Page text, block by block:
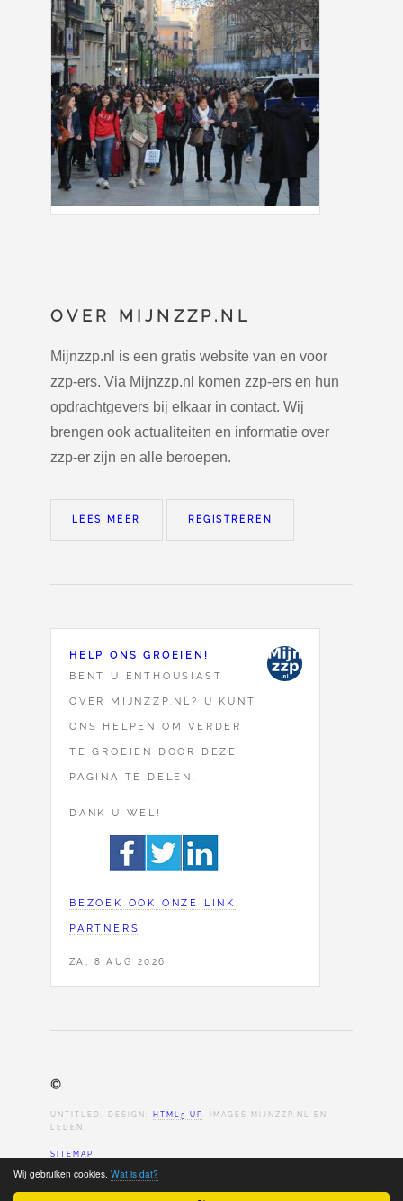
Wij gebruiken cookies. Wat is dat?
OVER MIJNZZP.NL
Mijnzzp.nl is een gratis website van en voor
zzp-ers. Via Mijnzzp.nl komen zzp-ers en hun
opdrachtgevers bij elkaar in contact. Wij
brengen ook actualiteiten en informatie over
zzp-er zijn en alle beroepen.
LEES MEER REGISTREREN
HELP ONS GROEIEN!
BENT U ENTHOUSIAST
OVER MIJNZZP.NL? U KUNT
ONS HELPEN OM VERDER
TE GROEIEN DOOR DEZE
PAGINA TE DELEN.
DANK U WEL!
BEZOEK OOK ONZE LINK
PARTNERS
ZA, 8 AUG 2026
©
UNTITLED. DESIGN: HTML5 UP . IMAGES MIJNZZP.NL EN
LEDEN.
SITEMAP